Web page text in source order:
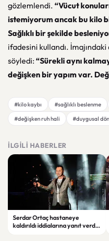
gözlemlendi. “Vücut
istemiyorum ancak bu kilo
Sağlıklı bir şekilde
ifadesini kullandı.
söyledi:“Sürekli aynı
değişken bir yapım var.
#kilo kaybı #sağlıklı beslenme
#değişken ruh hali
#duygusal
İLGILI HABERLER
Serdar Ortaç hastaneye
kaldırıldı iddialarına yanıt verdi: